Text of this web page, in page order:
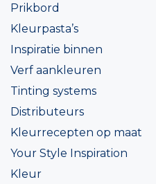
Prikbord
Kleurpasta’s
Inspiratie binnen
Verf aankleuren
Tinting systems
Distributeurs
Kleurrecepten op maat
Your Style Inspiration
Kleur